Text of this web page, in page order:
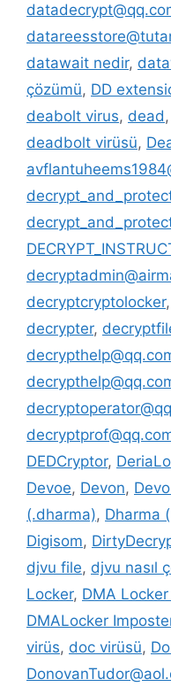
datawait nedir,
çözümü, DD
deabolt virus, dead,
deadbolt virüsü,
decryptcryptolocker,
decrypter,
DEDCryptor,
Devoe, Devon,
(.dharma), Dharma
Digisom,
djvu file, djvu nasıl
Locker, DMA
DMALocker
virüs, doc virüsü,